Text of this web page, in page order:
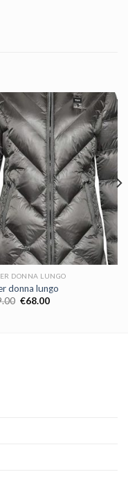
DONNA LUNGO
donna lungo
€68.00